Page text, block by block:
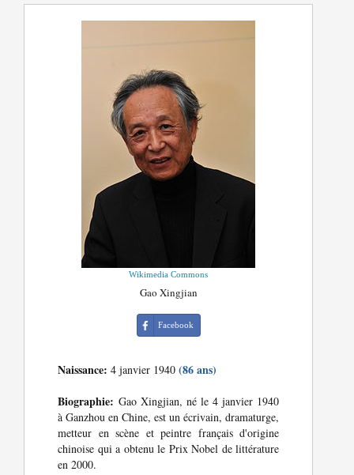
Wikimedia Commons
Gao Xingjian
Facebook
Naissance: 4 janvier 1940(86 ans)
Biographie: Gao Xingjian, né le 4 janvier 1940
à Ganzhou en Chine, est un écrivain, dramaturge,
metteur en scène et peintre français d'origine
chinoise qui a obtenu le Prix Nobel de littérature
en 2000.